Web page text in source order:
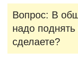
Вопрос: В
надо
сделаете?